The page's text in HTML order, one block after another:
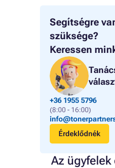
Segítségre
szüksége?
Keressen
+36 1955 5796
(8:00 - 16:00)
Érdeklődnék
Az